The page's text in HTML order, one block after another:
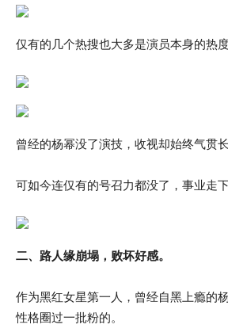
仅有的几个热搜也大多是演员本身的热度
曾经的杨幂没了演技，收视却始终气贯长
可如今连仅有的号召力都没了，事业走
二、路人缘崩塌，败坏好感。
作为黑红女星第一人，曾经自黑上瘾的
性格圈过一批粉的。